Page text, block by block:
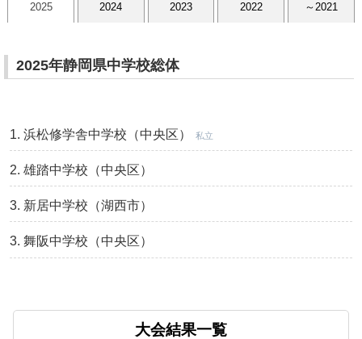
2025 2024 2023 2022 ～2021
2025年静岡県中学校総体
浜松修学舎中学校（中央区） 私立
雄踏中学校（中央区）
新居中学校（湖西市）
舞阪中学校（中央区）
大会結果一覧